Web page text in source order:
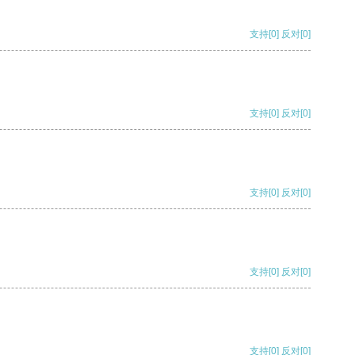
支持[0] 反对[0]
支持[0] 反对[0]
支持[0] 反对[0]
支持[0] 反对[0]
支持[0] 反对[0]